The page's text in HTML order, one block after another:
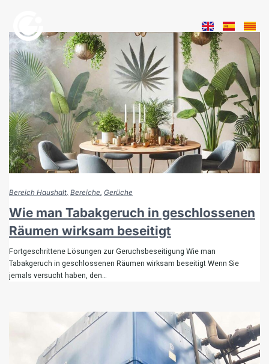
Bereich Haushalt Bereiche Gerüche
Wie man Tabakgeruch in geschlossenen
Räumen wirksam beseitigt
Fortgeschrittene Lösungen zur Geruchsbeseitigung Wie man
Tabakgeruch in geschlossenen Räumen wirksam beseitigt Wenn Sie
jemals versucht haben, den…